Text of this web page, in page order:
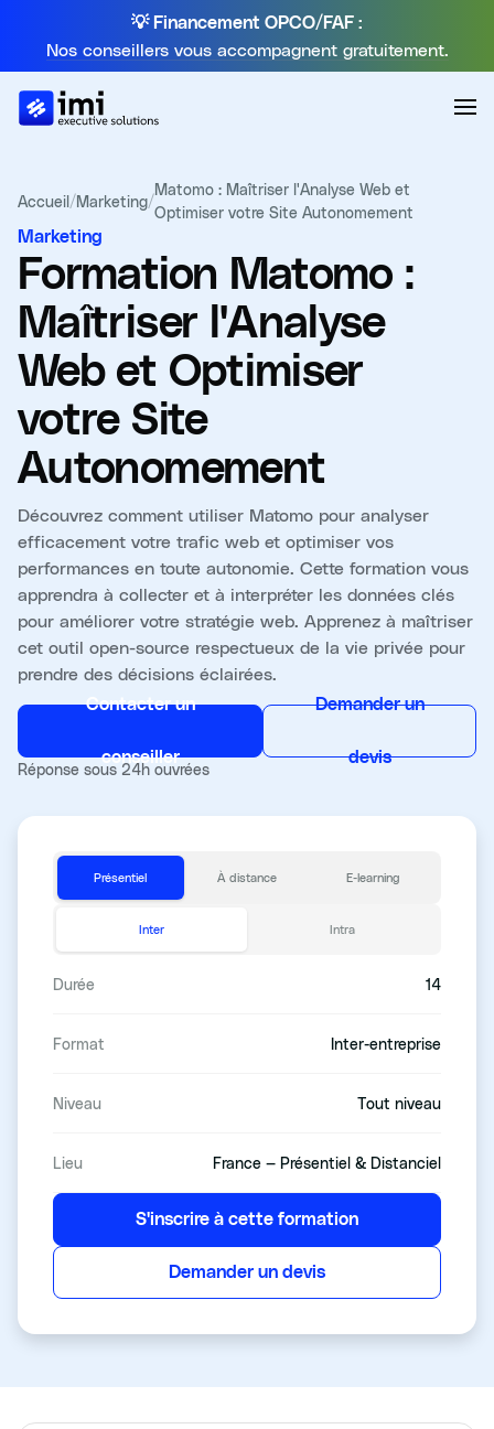
💡 Financement OPCO/FAF :
Nos conseillers vous accompagnent gratuitement.
Accueil/Marketing/
Matomo : Maîtriser l'Analyse Web et
Optimiser votre Site Autonomement
Marketing
Formation Matomo :
Maîtriser l'Analyse
Web et Optimiser
votre Site
Autonomement
Découvrez comment utiliser Matomo pour analyser
efficacement votre trafic web et optimiser vos
performances en toute autonomie. Cette formation vous
apprendra à collecter et à interpréter les données clés
pour améliorer votre stratégie web. Apprenez à maîtriser
cet outil open-source respectueux de la vie privée pour
prendre des décisions éclairées.
Contacter un
conseiller
Demander un
devis
Réponse sous 24h ouvrées
Présentiel À distance E-learning
Inter Intra
Durée 14
Format Inter-entreprise
Niveau Tout niveau
Lieu France — Présentiel & Distanciel
S'inscrire à cette formation
Demander un devis